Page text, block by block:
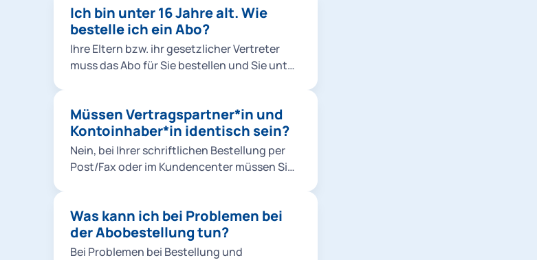
Für das Ermäßigungsticket Studierende &
alle Jobtickets können keine anderen Abo-
Nutzer*innen angelegt werden. Hier müssen
Sie mit Ihrem eigenen M-Login Account
Jahren für das 365-Euro-Ticket MVV und die
Schulwegkostenfreiheit ein Foto von Ihrem
hochladen.
von einer andere Person in der
Bestellung unter Kontoinhaber*in
hinzufügen ein. Hinweis: Die Änderungen in
der Bestellung haben keine Auswirkung auf
nicht gespeichert.
Ich bin unter 16 Jahre alt. Wie
bestelle ich ein Abo?
Ihre Eltern bzw. ihr gesetzlicher Vertreter
muss das Abo für Sie bestellen und Sie unter
Müssen Vertragspartner*in und
Kontoinhaber*in identisch sein?
Nein, bei Ihrer schriftlichen Bestellung per
Post/Fax oder im Kundencenter müssen Sie
Online-Bestellung müssen
Vertragspartner*in und Kontoinhaber*in
nicht identisch sein.
Was kann ich bei Problemen bei
der Abobestellung tun?
Bei Problemen bei Bestellung und